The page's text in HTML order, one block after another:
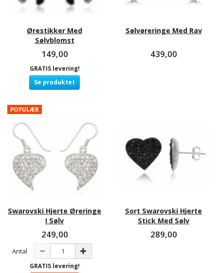
Ørestikker Med
Sølvblomst
149,00
GRATIS levering!
Se produktet
Sølvøreringe Med Rav
439,00
POPULÆR
Swarovski Hjerte Øreringe
I Sølv
249,00
Antal
GRATIS levering!
Sort Swarovski Hjerte
Stick Med Sølv
289,00